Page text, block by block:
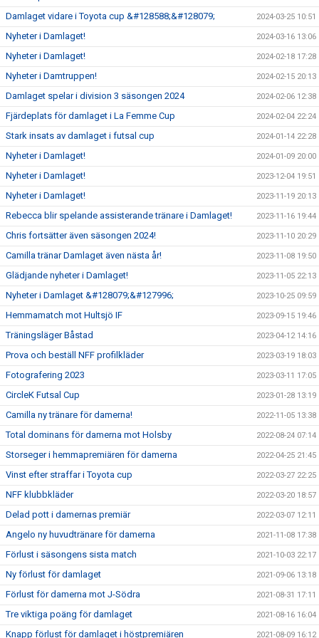
Damlaget vidare i Toyota cup &#128588;&#128079; 2024-03-25 10:51
Nyheter i Damlaget! 2024-03-16 13:06
Nyheter i Damlaget! 2024-02-18 17:28
Nyheter i Damtruppen! 2024-02-15 20:13
Damlaget spelar i division 3 säsongen 2024 2024-02-06 12:38
Fjärdeplats för damlaget i La Femme Cup 2024-02-04 22:24
Stark insats av damlaget i futsal cup 2024-01-14 22:28
Nyheter i Damlaget! 2024-01-09 20:00
Nyheter i Damlaget! 2023-12-04 19:51
Nyheter i Damlaget! 2023-11-19 20:13
Rebecca blir spelande assisterande tränare i Damlaget! 2023-11-16 19:44
Chris fortsätter även säsongen 2024! 2023-11-10 20:29
Camilla tränar Damlaget även nästa år! 2023-11-08 19:50
Glädjande nyheter i Damlaget! 2023-11-05 22:13
Nyheter i Damlaget &#128079;&#127996; 2023-10-25 09:59
Hemmamatch mot Hultsjö IF 2023-09-15 19:46
Träningsläger Båstad 2023-04-12 14:16
Prova och beställ NFF profilkläder 2023-03-19 18:03
Fotografering 2023 2023-03-11 17:05
CircleK Futsal Cup 2023-01-28 13:19
Camilla ny tränare för damerna! 2022-11-05 13:38
Total dominans för damerna mot Holsby 2022-08-24 07:14
Storseger i hemmapremiären för damerna 2022-04-25 21:45
Vinst efter straffar i Toyota cup 2022-03-27 22:25
NFF klubbkläder 2022-03-20 18:57
Delad pott i damernas premiär 2022-03-07 12:11
Angelo ny huvudtränare för damerna 2021-11-08 17:38
Förlust i säsongens sista match 2021-10-03 22:17
Ny förlust för damlaget 2021-09-06 13:18
Förlust för damerna mot J-Södra 2021-08-31 17:11
Tre viktiga poäng för damlaget 2021-08-16 16:04
Knapp förlust för damlaget i höstpremiären 2021-08-09 16:12